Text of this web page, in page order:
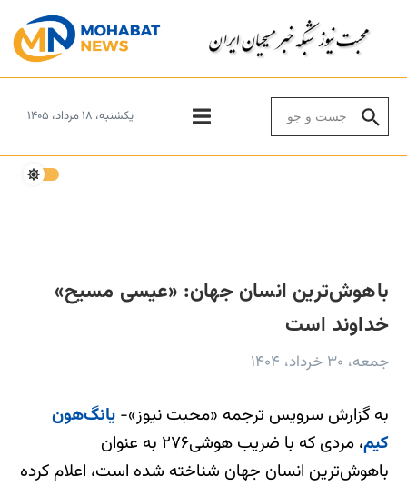
یکشنبه، ۱۸ مرداد، ۱۴۰۵
باهوش‌ترین انسان جهان: «عیسی مسیح»
خداوند است
جمعه، ۳۰ خرداد، ۱۴۰۴
به گزارش سرویس ترجمه «محبت نیوز»- یانگ‌هون
کیم
، مردی که با ضریب هوشی‌۲۷۶ به عنوان
باهوش‌ترین انسان جهان شناخته شده است، اعلام کرده